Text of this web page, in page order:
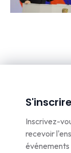
Inscrivez-
recevoir
événements